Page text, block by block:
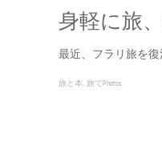
身軽に旅、
最近、フラリ旅を復
旅と本 旅でPhotos